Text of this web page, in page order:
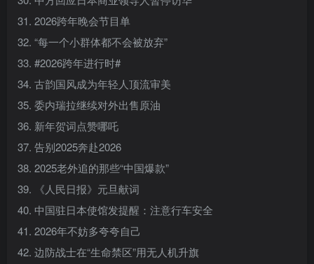
31. 2026跨年晚会节目单
32. “每一个小群体都不会被放弃”
33. #2026跨年进行时#
34. 古韵国风成为年轻人顶流审美
35. 委内瑞拉继续对外出售原油
36. 新年贺词点赞哪吒
37. 告别2025奔赴2026
38. 2025老外追的那些“中国爆款”
39. 《人民日报》元旦献词
40. 中国驻日本使馆发提醒：注意行车安全
41. 2026年不妨多夸夸自己
42. 边防战士在“生命禁区”用无人机升旗